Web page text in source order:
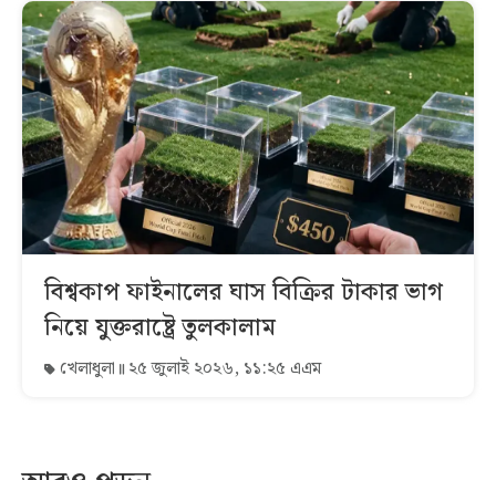
বিশ্বকাপ ফাইনালের ঘাস বিক্রির টাকার ভাগ
নিয়ে যুক্তরাষ্ট্রে তুলকালাম
খেলাধুলা ২৫ জুলাই ২০২৬, ১১:২৫ এএম